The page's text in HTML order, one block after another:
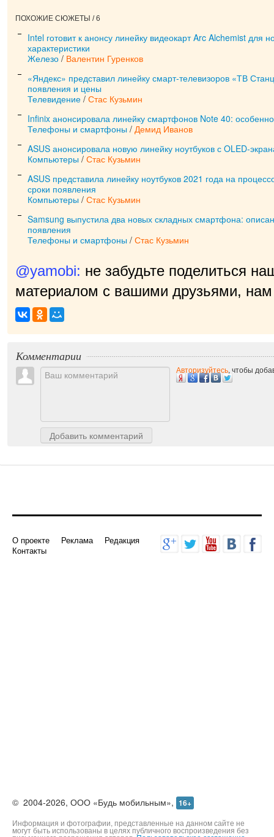
ПОХОЖИЕ СЮЖЕТЫ / 6
Intel готовит к анонсу линейку видеокарт Arc Alchemist для
характеристики
Железо / Валентин Гуренков
«Яндекс» представил линейку смарт-телевизоров «ТВ
появления и цены
Телевидение / Стас Кузьмин
Infinix анонсировала линейку смартфонов Note 40:
Телефоны и смартфоны / Демид Иванов
ASUS анонсировала новую линейку ноутбуков с OLED-
Компьютеры / Стас Кузьмин
ASUS представила линейку ноутбуков 2021 года на
сроки появления
Компьютеры / Стас Кузьмин
Samsung выпустила два новых складных смартфона:
появления
Телефоны и смартфоны / Стас Кузьмин
@yamobi: не забудьте поделиться
материалом с вашими друзьями, нам
приятно
Комментарии
©2004-2026,ООО «Будь мобильным», 16+